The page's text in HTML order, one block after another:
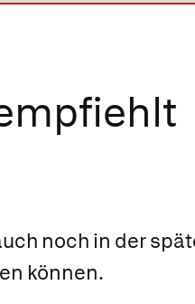
noch in der
können.